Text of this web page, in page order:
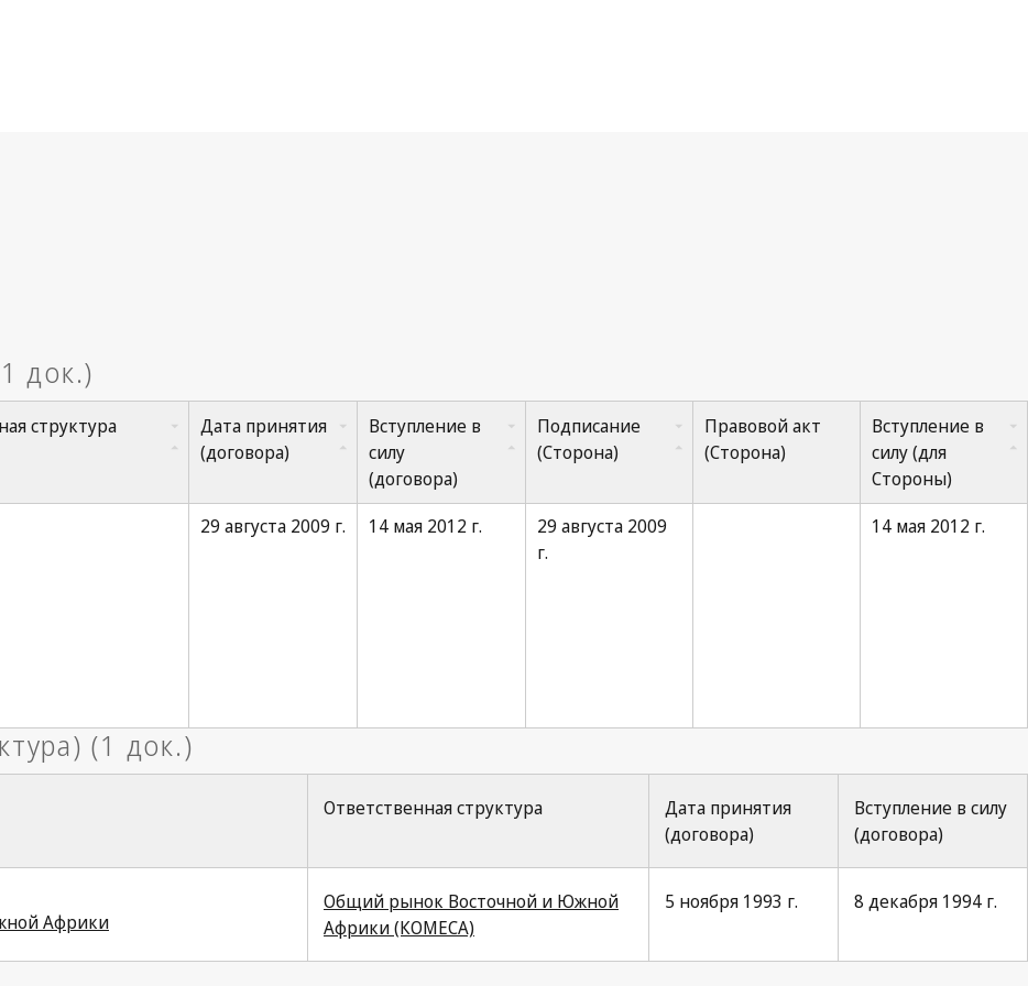
структура
Дата принятия
(договора)
Вступление в
силу
(договора)
Подписание
(Сторона)
Правовой акт
(Сторона)
Вступление в
силу (для
Стороны)
29 августа 2009 г. 14 мая 2012 г.
29 августа 2009
г.
14 мая 2012 г.
Ответственная структура
Дата принятия
(договора)
Вступление в силу
(договора)
Африки
Общий рынок Восточной и Южной
Африки (КОМЕСА)
5 ноября 1993 г. 8 декабря 1994 г.